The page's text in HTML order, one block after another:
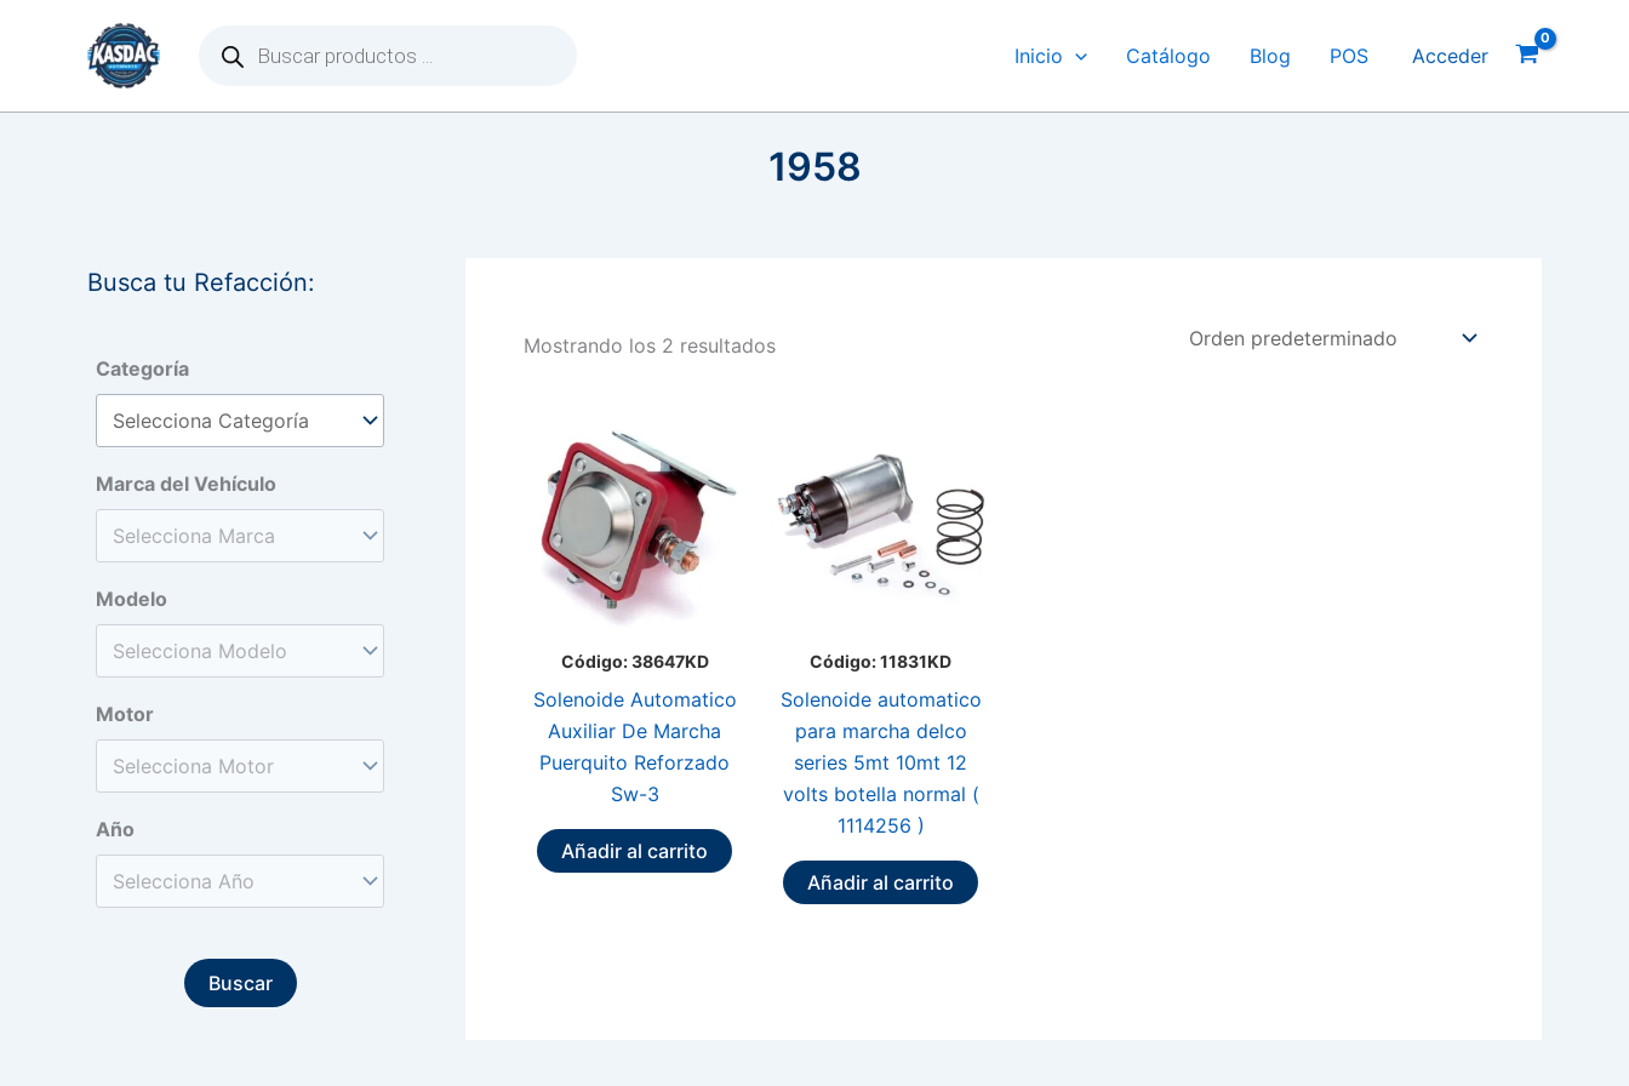
contenido
productos
Inicio Catálogo Blog POS Acceder
1958
Busca tu Refacción:
Categoría
Marca del Vehículo
Modelo
Motor
Año
Buscar
Mostrando los 2 resultados
Código: 38647KD
Solenoide Automatico
Auxiliar De Marcha
Puerquito Reforzado
Sw-3
Añadir al carrito
Código: 11831KD
Solenoide automatico
para marcha delco
series 5mt 10mt 12
volts botella normal (
1114256 )
Añadir al carrito